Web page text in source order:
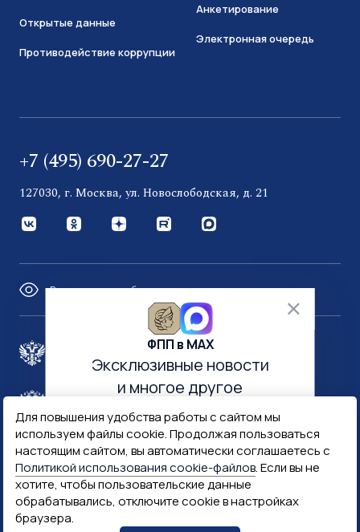
Для повышения удобства работы с сайтом мы
используем файлы cookie. Продолжая пользоваться
настоящим сайтом, вы автоматически соглашаетесь с
Политикой использования cookie-файлов. Если вы не
хотите, чтобы пользовательские данные
обрабатывались, отключите cookie в настройках
браузера.
Открытые данные
Противодействие коррупции
Анкетирование
Электронная очередь
+7 (495) 690-27-27
127030, г. Москва, ул. Новослободская, д. 21
Версия для слабовидящих
Правительство России
Госуслуги Госключ
Госслужба
ФПП в МАХ
Эксклюзивные новости
и многое другое